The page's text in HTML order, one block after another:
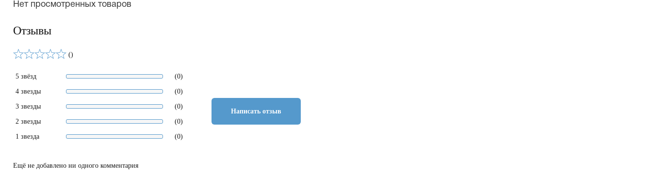
Нет просмотренных товаров
Отзывы
()
5 звёзд (0)
4 звезды (0)
3 звезды (0)
2 звезды (0)
1 звезда (0)
Написать отзыв
Ещё не добавлено ни одного комментария